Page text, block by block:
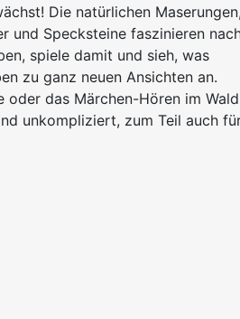
Die natürlichen Maserungen,
und Specksteine faszinieren
spiele damit und sieh, was
zu ganz neuen Ansichten an.
das Märchen-Hören im
unkompliziert, zum Teil auch